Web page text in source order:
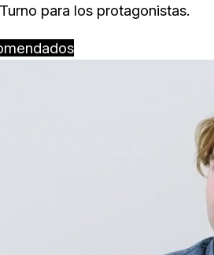
para los protagonistas.